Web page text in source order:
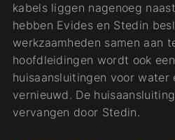
kabels liggen nagenoeg
hebben Evides en Stedin
werkzaamheden samen aan
hoofdleidingen wordt ook
huisaansluitingen voor water
vernieuwd. De
vervangen door Stedin.